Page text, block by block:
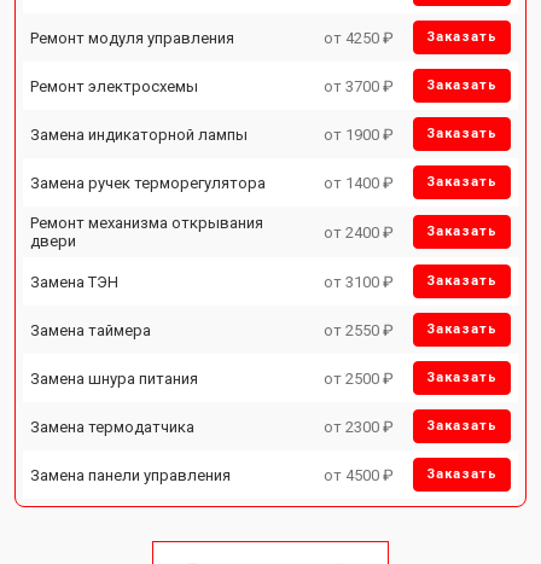
Ремонт модуля управления от 4250 ₽ Заказать
Ремонт электросхемы от 3700 ₽ Заказать
Замена индикаторной лампы от 1900 ₽ Заказать
Замена ручек терморегулятора от 1400 ₽ Заказать
Ремонт механизма открывания
двери
от 2400 ₽ Заказать
Замена ТЭН от 3100 ₽ Заказать
Замена таймера от 2550 ₽ Заказать
Замена шнура питания от 2500 ₽ Заказать
Замена термодатчика от 2300 ₽ Заказать
Замена панели управления от 4500 ₽ Заказать